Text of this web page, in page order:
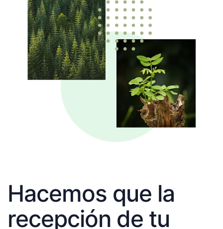
Hacemos que la
recepción de tu